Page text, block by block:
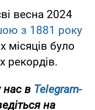
весна 2024
з 1881 року
місяців було
рекордів.
нас в Telegram-
на